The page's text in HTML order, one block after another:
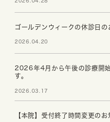
ゴールデンウィークの休診日の
2026.04.20
2026年4月から午後の診療開
す。
2026.03.17
【本院】受付終了時間変更のお